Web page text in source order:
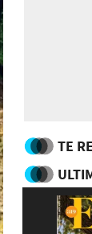
TE